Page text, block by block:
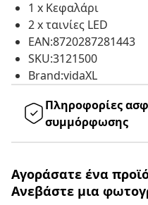
1 x Κεφαλάρι
2 x ταινίες LED
EAN:8720287281443
SKU:3121500
Brand:vidaXL
Πληροφορίες
συμμόρφωσης
Αγοράσατε ένα
Ανεβάστε μια